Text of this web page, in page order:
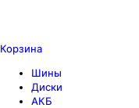
Корзина
Шины
Диски
АКБ